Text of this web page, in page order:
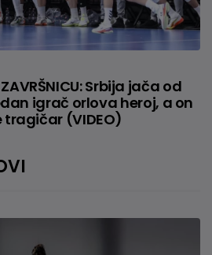
ZAVRŠNICU: Srbija jača od
igrač orlova heroj, a on
(VIDEO)